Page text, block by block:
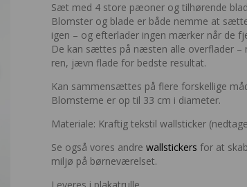
Sæt med 4 store pæoner og tilhørende
Blomster og blade er både nemme at
igen – og efterlader ingen mærker når de
De kan sættes på næsten alle overflader
ren, jævn flade for bedste resultat.
Kan sammensættes på flere forskellige
Blomsterne er op til 33 cm i diameter.
Materiale: Kraftig tekstil wallsticker
Se også vores andre wallstickers for at
miljø på børneværelset.